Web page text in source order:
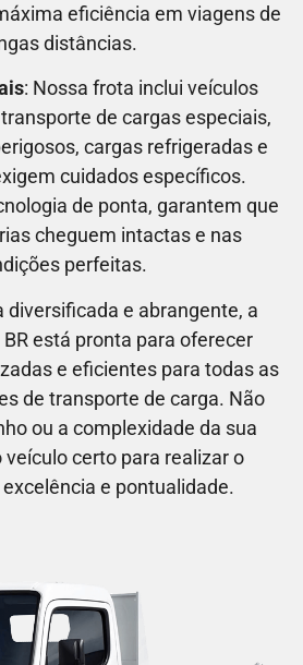
eficiência em viagens de
distâncias.
: Nossa frota inclui veículos
de cargas especiais,
cargas refrigeradas e
cuidados específicos.
de ponta, garantem que
cheguem intactas e nas
perfeitas.
diversificada e abrangente, a
está pronta para oferecer
e eficientes para todas as
de transporte de carga. Não
ou a complexidade da sua
certo para realizar o
e pontualidade.